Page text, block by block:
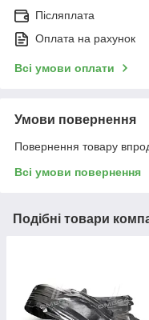
Післяплата
Оплата на рахунок
Всі умови оплати
Умови повернення
Повернення товару
Всі умови повернення
Подібні товари